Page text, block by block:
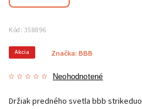
Kód: 358896
Akcia
Neohodnotené
Značka: BBB
Držiak predného svetla bbb strikeduo